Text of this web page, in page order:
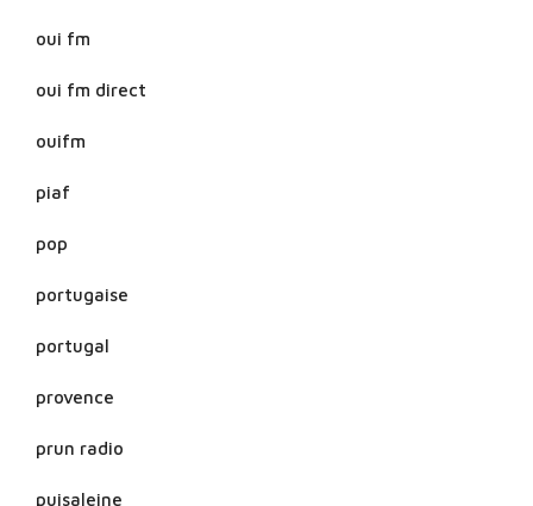
oui fm
oui fm direct
ouifm
piaf
pop
portugaise
portugal
provence
prun radio
puisaleine